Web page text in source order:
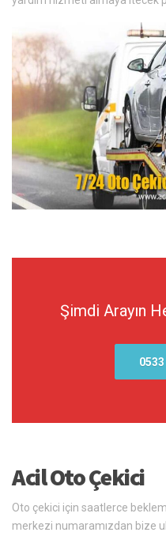
Şimdi Arayın
Acil Oto Çekici
Oto çekici için saatlerce
merkezi numaramızdan bize